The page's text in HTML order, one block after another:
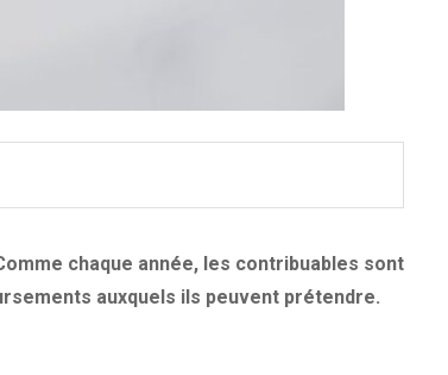
chaque année, les contribuables sont
auxquels ils peuvent prétendre.